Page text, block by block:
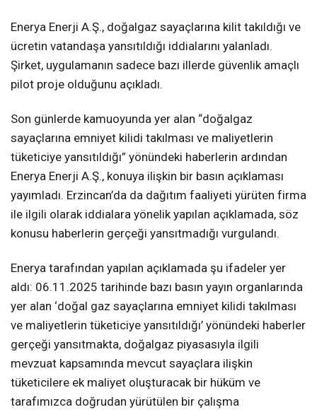
Enerya Enerji A.Ş., doğalgaz sayaçlarına kilit takıldığı ve
ücretin vatandaşa yansıtıldığı iddialarını yalanladı.
Şirket, uygulamanın sadece bazı illerde güvenlik amaçlı
pilot proje olduğunu açıkladı.
Son günlerde kamuoyunda yer alan “doğalgaz
sayaçlarına emniyet kilidi takılması ve maliyetlerin
tüketiciye yansıtıldığı” yönündeki haberlerin ardından
Enerya Enerji A.Ş., konuya ilişkin bir basın açıklaması
yayımladı. Erzincan’da da dağıtım faaliyeti yürüten firma
ile ilgili olarak iddialara yönelik yapılan açıklamada, söz
konusu haberlerin gerçeği yansıtmadığı vurgulandı.
Enerya tarafından yapılan açıklamada şu ifadeler yer
aldı: 06.11.2025 tarihinde bazı basın yayın organlarında
yer alan ‘doğal gaz sayaçlarına emniyet kilidi takılması
ve maliyetlerin tüketiciye yansıtıldığı’ yönündeki haberler
gerçeği yansıtmakta, doğalgaz piyasasıyla ilgili
mevzuat kapsamında mevcut sayaçlara ilişkin
tüketicilere ek maliyet oluşturacak bir hüküm ve
tarafımızca doğrudan yürütülen bir çalışma